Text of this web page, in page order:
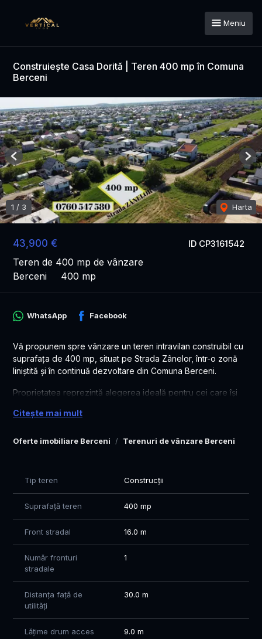
Meniu
Construiește Casa Dorită | Teren 400 mp în Comuna
Berceni
ID CP3161542
43,900 €
Teren de 400 mp de vânzare
Berceni
400 mp
1 / 3 Harta
Previous
Oferte imobiliare Berceni Terenuri de vânzare Berceni
WhatsApp Facebook
Vă propunem spre vânzare un teren intravilan construibil cu
suprafața de 400 mp, situat pe Strada Zânelor, într-o zonă
liniștită și în continuă dezvoltare din Comuna Berceni.
Proprietatea reprezintă alegerea ideală pentru cei care își
după propriile preferințe, dar și pentru investitorii care caută
cele mai dinamice zone rezidențiale din sudul Capitalei.
✅ Teren intravilan construibil
✅ Acces facil către București și stația de metrou Tudor
✅ Zonă rezidențială nouă, cu dezvoltare accelerată
Bucurați-vă de avantajele unei comunități moderne, departe
de agitația orașului, dar suficient de aproape pentru a avea
acces rapid la toate facilitățile necesare.
📞 Pentru informații suplimentare și programarea unei
vizionări, contactați-ne cu încredere!
📞 Detalii și vizionări: 0760 547 580 - Florin
Citește mai mult
Tip teren Construcții
Suprafață teren 400 mp
Front stradal 16.0 m
Număr fronturi
stradale
1
Distanța față de
utilități
30.0 m
Lățime drum acces 9.0 m